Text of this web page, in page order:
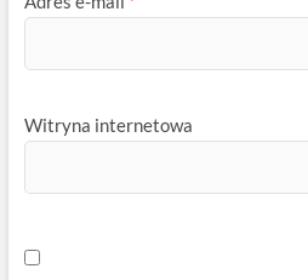
Witryna internetowa